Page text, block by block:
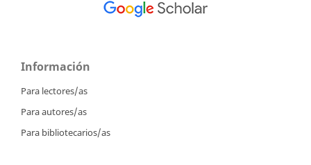
Información
Para lectores/as
Para autores/as
Para bibliotecarios/as